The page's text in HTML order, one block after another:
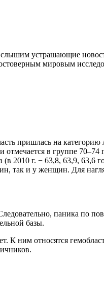
слышим устрашающие
мировым
пришлась на
в группе 70–74
2010 г. − 63,8, 63,9, 63,6
так и у женщин. Для
паника по
базы.
К ним относятся